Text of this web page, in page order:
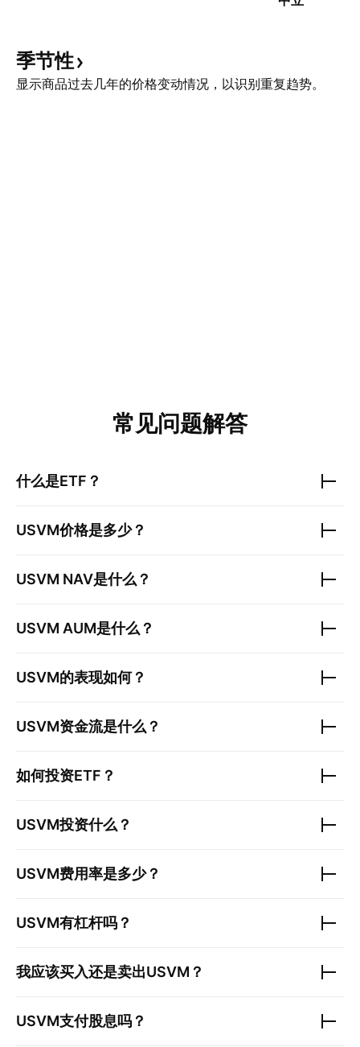
季节性
显示商品过去几年的价格变动情况，以识别重复趋势。
常见问题解答
什么是ETF？
USVM价格是多少？
USVM NAV是什么？
USVM AUM是什么？
USVM的表现如何？
USVM资金流是什么？
如何投资ETF？
USVM投资什么？
USVM费用率是多少？
USVM有杠杆吗？
我应该买入还是卖出USVM ？
USVM支付股息吗？